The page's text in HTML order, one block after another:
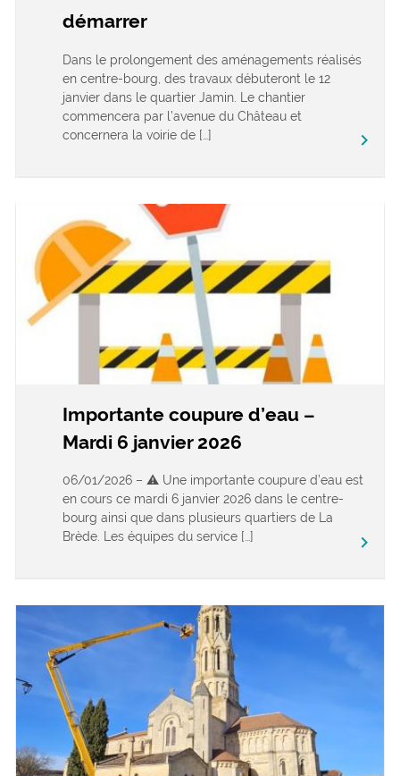
démarrer
Dans le prolongement des aménagements réalisés
en centre-bourg, des travaux débuteront le 12
janvier dans le quartier Jamin. Le chantier
commencera par l’avenue du Château et
concernera la voirie de […]
keyboard_arrow_right
Importante coupure d’eau –
Mardi 6 janvier 2026
06/01/2026 – ⚠️ Une importante coupure d’eau est
en cours ce mardi 6 janvier 2026 dans le centre-
bourg ainsi que dans plusieurs quartiers de La
Brède. Les équipes du service […]
keyboard_arrow_right